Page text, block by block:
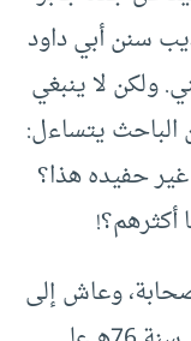
سنن أبي داود
ولكن لا ينبغي
الباحث يتساءل:
حفيده هذا؟
أكثرهم؟!
وعاش إلى